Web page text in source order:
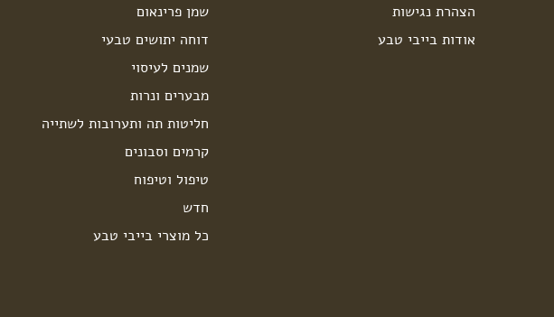
הצהרת נגישות
אודות בייבי טבע
שמן פרינאום
דוחה יתושים טבעי
שמנים לעיסוי
מבערים ונרות
חליטות תה ותערובות לשתייה
קרמים וסבונים
טיפול וטיפוח
חדש
כל מוצרי בייבי טבע